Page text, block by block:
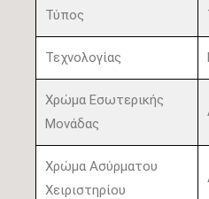
Τύπος
Τεχνολογίας
Χρώμα Εσωτερικής
Μονάδας
Χρώμα Ασύρματου
Χειριστηρίου